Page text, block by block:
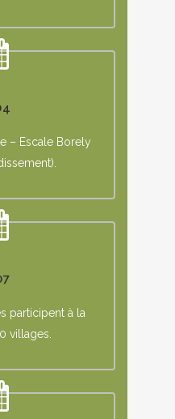
– Escale Borely
participent à la
villages.